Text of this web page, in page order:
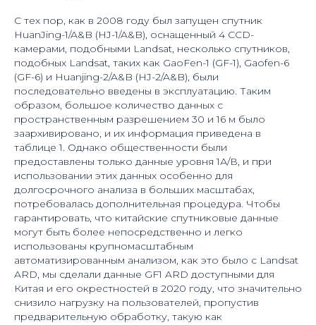
С тех пор, как в 2008 году был запущен спутник
HuanJing-1/A&B (HJ-1/A&B), оснащенный 4 CCD-
камерами, подобными Landsat, несколько спутников,
подобных Landsat, таких как GaoFen-1 (GF-1), Gaofen-6
(GF-6) и Huanjing-2/A&B (HJ-2/A&B), были
последовательно введены в эксплуатацию. Таким
образом, большое количество данных с
пространственным разрешением 30 и 16 м было
заархивировано, и их информация приведена в
таблице 1. Однако общественности были
предоставлены только данные уровня 1А/В, и при
использовании этих данных особенно для
долгосрочного анализа в больших масштабах,
потребовалась дополнительная процедура. Чтобы
гарантировать, что китайские спутниковые данные
могут быть более непосредственно и легко
использованы крупномасштабным
автоматизированным анализом, как это было с Landsat
ARD, мы сделали данные GF1 ARD доступными для
Китая и его окрестностей в 2020 году, что значительно
снизило нагрузку на пользователей, пропустив
предварительную обработку, такую как